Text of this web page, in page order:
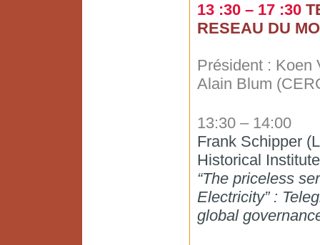
13 :30 – 17 :30
RESEAU DU
Président : Koen
Alain Blum
13:30 – 14:00
Frank Schipper
Historical
“The priceless
Electricity” :
global